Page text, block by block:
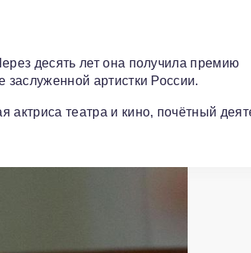
десять лет она получила премию
артистки России.
театра и кино, почётный